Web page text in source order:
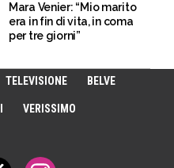
Mara Venier: “Mio marito
era in fin di vita, in coma
per tre giorni”
TELEVISIONE BELVE
VERISSIMO